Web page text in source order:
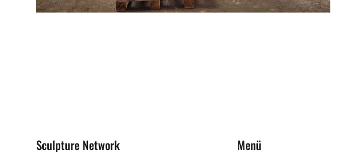
Sculpture Network Menü